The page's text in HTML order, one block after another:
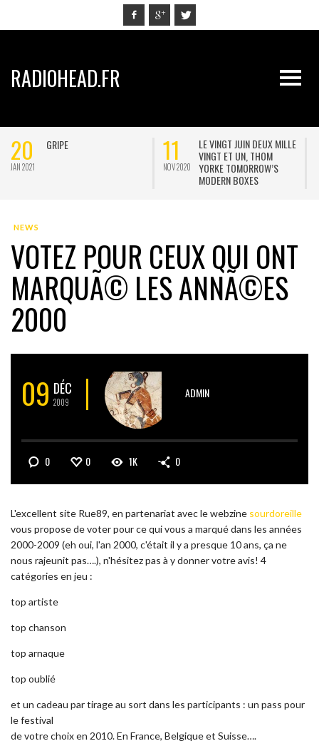
RADIOHEAD.FR
20
JAN 2021
GRIPE 11
NOV 2020
LE VINGT JUIN DEUX MILLE
VINGT ET UN, THOM
YORKE TOMORROW’S
MODERN BOXES
NEWS
VOTEZ POUR CEUX QUI ONT
MARQUÃ© LES ANNÃ©ES
2000
09 DÉC
2009
ADMIN
0 0 1K 0
L'excellent site Rue89, en partenariat avec le webzine sourdoreille
vous propose de voter pour ce qui vous a marqué dans les années
2000-2009 (eh oui, l'an 2000, c'était il y a presque 10 ans, ça ne
nous rajeunit pas….), n'hésitez pas à y donner votre avis! 4
catégories en jeu :
top artiste
top chanson
top arnaque
top oublié
et un cadeau par tirage au sort dans les participants : un pass pour
le festival
de votre choix en 2010. En France, Belgique et Suisse….